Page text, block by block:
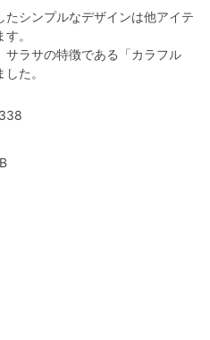
たシンプルなデザインは他アイテ
。
サラサの特徴である「カラフル
た。